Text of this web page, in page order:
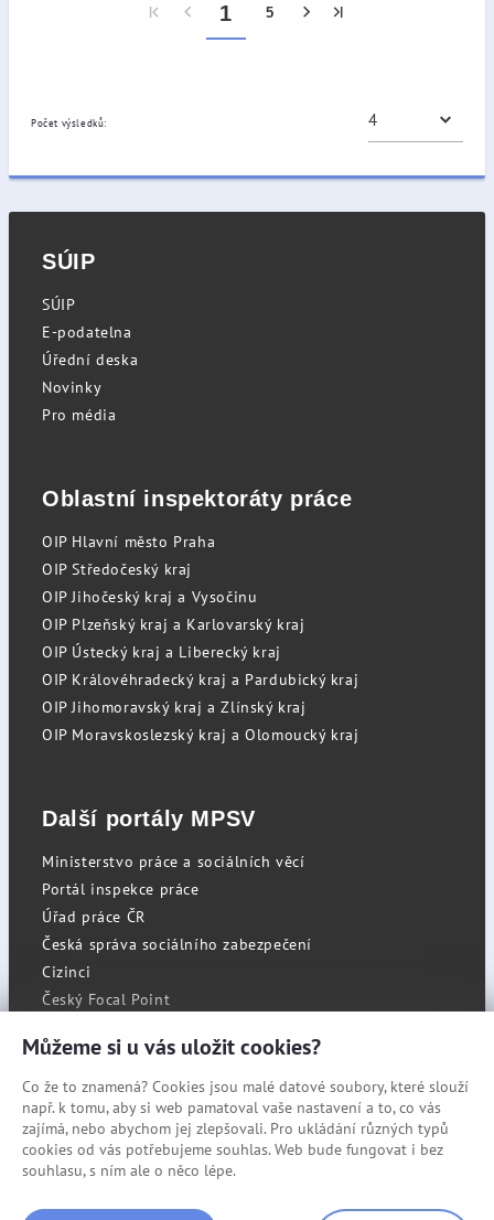
1 5
Počet výsledků:
SÚIP
SÚIP
E-podatelna
Úřední deska
Novinky
Pro média
Oblastní inspektoráty práce
OIP Hlavní město Praha
OIP Středočeský kraj
OIP Jihočeský kraj a Vysočinu
OIP Plzeňský kraj a Karlovarský kraj
OIP Ústecký kraj a Liberecký kraj
OIP Královéhradecký kraj a Pardubický kraj
OIP Jihomoravský kraj a Zlínský kraj
OIP Moravskoslezský kraj a Olomoucký kraj
Další portály MPSV
Ministerstvo práce a sociálních věcí
Portál inspekce práce
Úřad práce ČR
Česká správa sociálního zabezpečení
Cizinci
Český Focal Point
RSS
Cookies
Prohlášení o přístupnosti
Mapa stránek
Můžeme si u vás uložit cookies?
Co že to znamená? Cookies jsou malé datové soubory, které slouží
např. k tomu, aby si web pamatoval vaše nastavení a to, co vás
zajímá, nebo abychom jej zlepšovali. Pro ukládání různých typů
cookies od vás potřebujeme souhlas. Web bude fungovat i bez
souhlasu, s ním ale o něco lépe.